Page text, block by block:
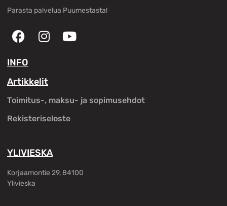
Parasta palvelua Puumestasta!
INFO
Artikkelit
Toimitus-, maksu- ja sopimusehdot
Rekisteriseloste
YLIVIESKA
Korjaamontie 29, 84100
Ylivieska